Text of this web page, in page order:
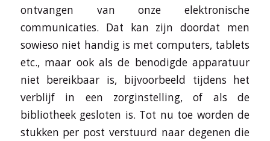
ontvangen van onze elektronische
communicaties. Dat kan zijn doordat men
sowieso niet handig is met computers, tablets
etc., maar ook als de benodigde apparatuur
niet bereikbaar is, bijvoorbeeld tijdens het
verblijf in een zorginstelling, of als de
bibliotheek gesloten is. Tot nu toe worden de
stukken per post verstuurd naar degenen die